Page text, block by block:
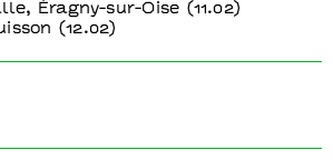
Éragny-sur-Oise (11.02)
(12.02)